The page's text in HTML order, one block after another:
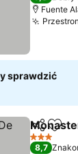
Fuente
sprawdzić
3 Kategoria
8,7